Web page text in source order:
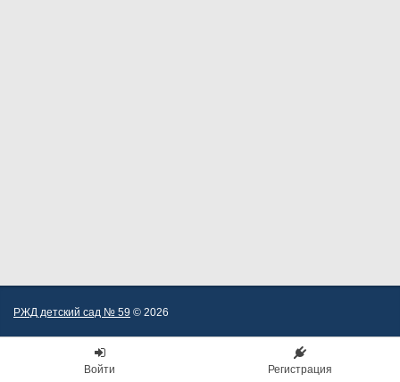
РЖД детский сад № 59 © 2026
Войти Регистрация